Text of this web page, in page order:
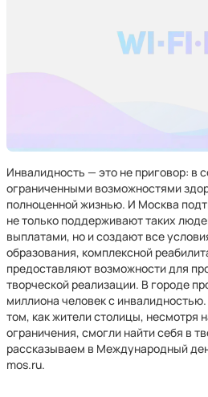
Инвалидность — это не приговор: в
ограниченными возможностями
полноценной жизнью. И Москва
не только поддерживают таких
выплатами, но и создают все
образования, комплексной
предоставляют возможности для
творческой реализации. В городе
миллиона человек с
том, как жители столицы, несмотря
ограничения, смогли найти себя в
рассказываем в Международный
mos.ru.